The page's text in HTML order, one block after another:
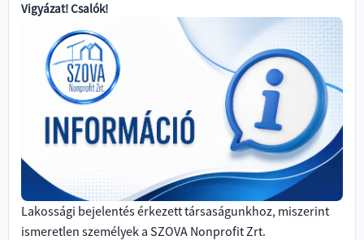
Vigyázat! Csalók!
Lakossági bejelentés érkezett társaságunkhoz, miszerint
ismeretlen személyek a SZOVA Nonprofit Zrt.